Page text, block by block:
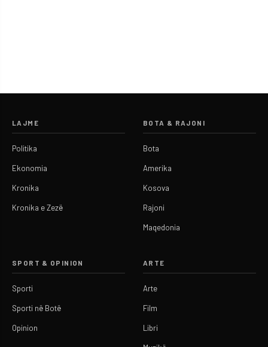
LAJME
Politika
Ekonomia
Kronika
Kronika e Zezë
BOTA & RAJONI
Bota
Amerika
Kosova
Rajoni
Maqedonia
SPORT & OPINION
Sporti
Sporti në Botë
Opinion
ARTE
Arte
Film
Libri